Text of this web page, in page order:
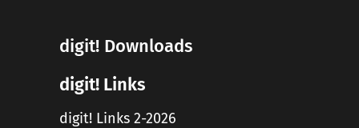
digit! Downloads
digit! Links
digit! Links 2-2026